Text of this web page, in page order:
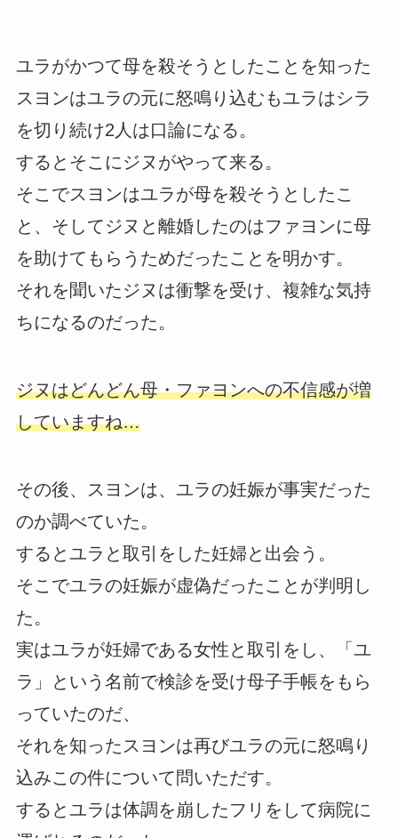
ユラがかつて母を殺そうとしたことを知った
スヨンはユラの元に怒鳴り込むもユラはシラ
を切り続け2人は口論になる。
するとそこにジヌがやって来る。
そこでスヨンはユラが母を殺そうとしたこ
と、そしてジヌと離婚したのはファヨンに母
を助けてもらうためだったことを明かす。
それを聞いたジヌは衝撃を受け、複雑な気持
ちになるのだった。
ジヌはどんどん母・ファヨンへの不信感が増
していますね…
その後、スヨンは、ユラの妊娠が事実だった
のか調べていた。
するとユラと取引をした妊婦と出会う。
そこでユラの妊娠が虚偽だったことが判明し
た。
実はユラが妊婦である女性と取引をし、「ユ
ラ」という名前で検診を受け母子手帳をもら
っていたのだ、
それを知ったスヨンは再びユラの元に怒鳴り
込みこの件について問いただす。
するとユラは体調を崩したフリをして病院に